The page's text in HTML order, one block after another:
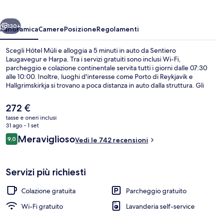
Avanti
130+
PanoramicaCamerePosizioneRegolamenti
Scegli Hótel Múli e alloggia a 5 minuti in auto da Sentiero
Laugavegur e Harpa. Tra i servizi gratuiti sono inclusi Wi-Fi,
parcheggio e colazione continentale servita tutti i giorni dalle 07:30
alle 10:00. Inoltre, luoghi d'interesse come Porto di Reykjavik e
Hallgrimskirkja si trovano a poca distanza in auto dalla struttura. Gli
Il
prezzo
attuale
è
272 €
272 €
tasse e oneri inclusi
31 ago - 1 set
Recensioni
9,09,0 su 10
MeravigliosoVedi le 742 recensioni
Servizi più richiesti
Colazione gratuita
Parcheggio gratuito
Wi-Fi gratuito
Lavanderia self-service